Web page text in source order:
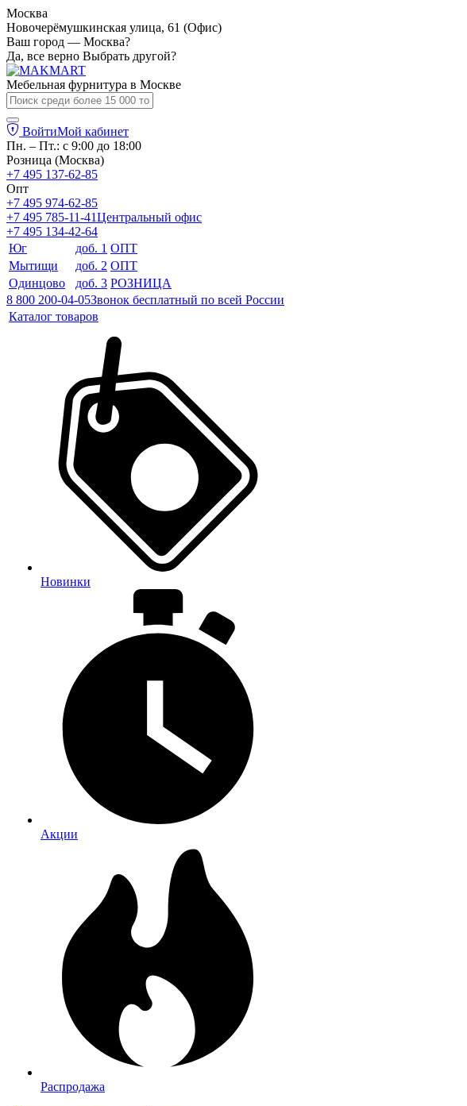
Москва
Новочерёмушкинская улица, 61 (Офис)
Ваш город — Москва?
Да, все верно Выбрать другой?
Мебельная фурнитура в Москве
ВойтиМой кабинет
Пн. – Пт.: с 9:00 до 18:00
Розница (Москва)
+7 495 137-62-85
Опт
+7 495 974-62-85
+7 495 785-11-41Центральный офис
+7 495 134-42-64
Юг
доб. 1 ОПТ
Мытищи
доб. 2 ОПТ
Одинцово
доб. 3 РОЗНИЦА
8 800 200-04-05Звонок бесплатный по всей России
Каталог товаров
Новинки
Акции
Распродажа